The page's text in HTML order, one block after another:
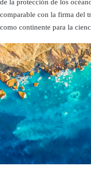
de la protección de los
comparable con la firma del
como continente para la